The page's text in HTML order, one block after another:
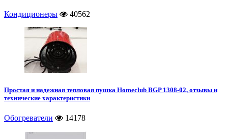
Кондиционеры 40562
Простая и надежная тепловая пушка Homeclub BGP 1308-02, отзывы и
технические характеристики
Обогреватели 14178